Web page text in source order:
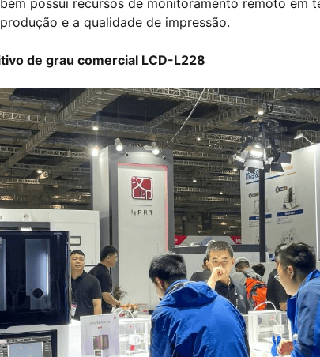
possui recursos de monitoramento remoto em
e a qualidade de impressão.
de grau comercial LCD-L228